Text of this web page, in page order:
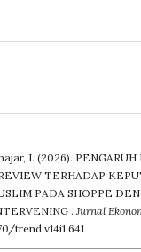
I. (2026). PENGARUH
TERHADAP
PADA SHOPPE
. Jurnal
trend.v14i1.641